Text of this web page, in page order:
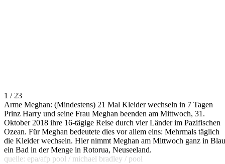
1 / 23
Arme Meghan: (Mindestens) 21 Mal Kleider wechseln in 7 Tagen
Prinz Harry und seine Frau Meghan beenden am Mittwoch, 31.
Oktober 2018 ihre 16-tägige Reise durch vier Länder im Pazifischen
Ozean. Für Meghan bedeutete dies vor allem eins: Mehrmals täglich
die Kleider wechseln. Hier nimmt Meghan am Mittwoch ganz in Blau
ein Bad in der Menge in Rotorua, Neuseeland.
quelle: epa/afp pool / michael bradley / pool